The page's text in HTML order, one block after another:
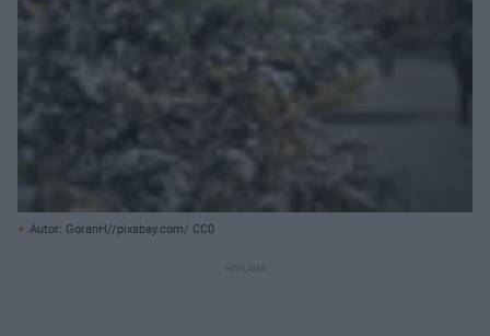
Autor: GoranH//pixabay.com/ CC0